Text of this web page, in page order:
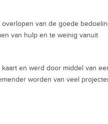
van de goede
van hulp en te weinig vanuit
kaart en werd door middel van
worden van veel